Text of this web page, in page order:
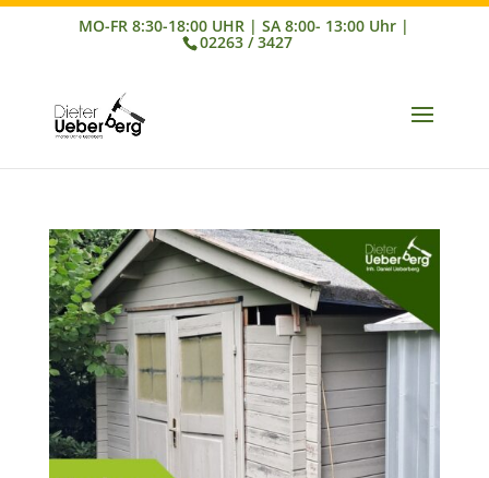
02263 / 3427